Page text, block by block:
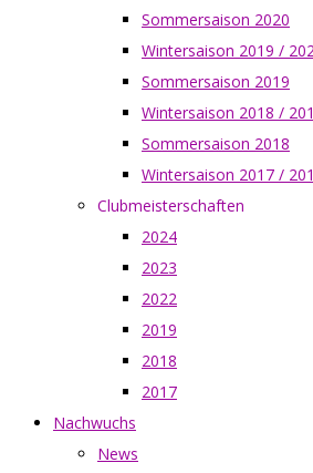
Sommersaison 2020
Wintersaison 2019 /
Sommersaison 2019
Wintersaison 2018 /
Sommersaison 2018
Wintersaison 2017 /
Clubmeisterschaften
2024
2023
2022
2019
2018
2017
Nachwuchs
News